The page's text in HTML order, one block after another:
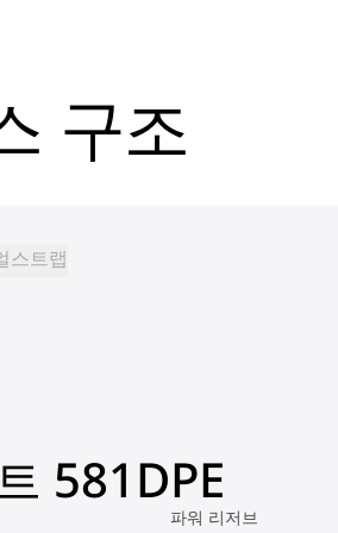
구조
스트랩
581DPE
파워 리저브